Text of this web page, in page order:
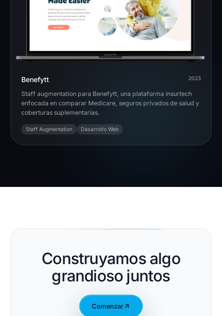
Benefytt 2023
Staff augmentation para Benefytt, una plataforma insurtech
enfocada en comparar Medicare, seguros privados de salud y
coberturas suplementarias.
Staff Augmentation Desarrollo Web
Construyamos algo
grandioso juntos
Comenzar